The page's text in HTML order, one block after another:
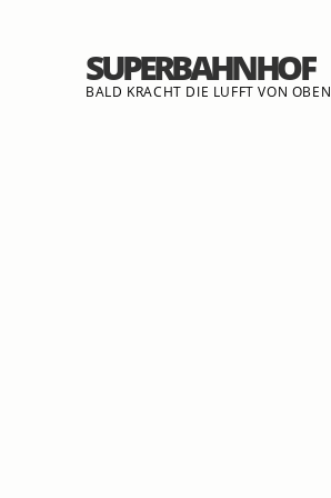
SUPERBAHNHOF
BALD KRACHT DIE LUFFT VON OBEN